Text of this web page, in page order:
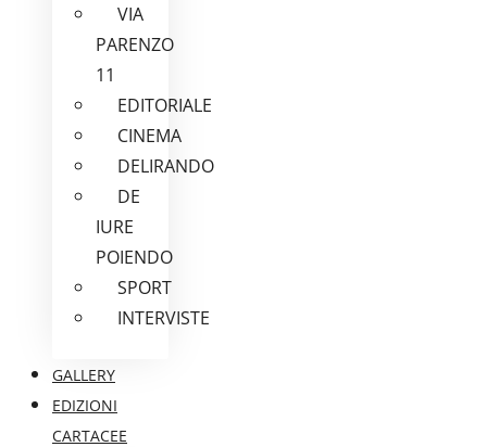
VIA
PARENZO
11
EDITORIALE
CINEMA
DELIRANDO
DE
IURE
POIENDO
SPORT
INTERVISTE
GALLERY
EDIZIONI
CARTACEE